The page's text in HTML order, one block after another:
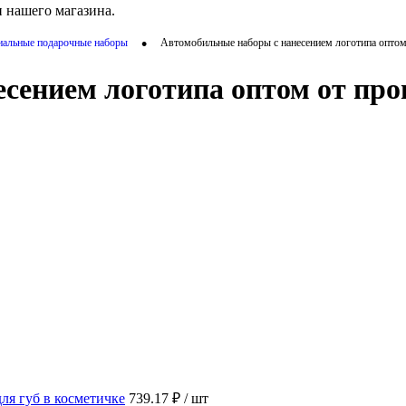
магазина.
подарочные наборы • Автомобильные наборы с нанесением логотипа
логотипа оптом от
губ в косметичке 739.17 ₽ / шт